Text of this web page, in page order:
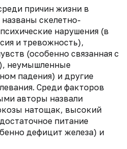
причин жизни в
скелетно-
нарушения (в
и тревожность),
(особенно связанная с
неумышленные
падения) и другие
Среди факторов
авторы назвали
натощак, высокий
питание
дефицит железа) и